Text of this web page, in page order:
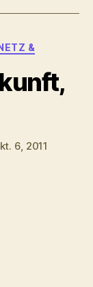
&
6, 2011